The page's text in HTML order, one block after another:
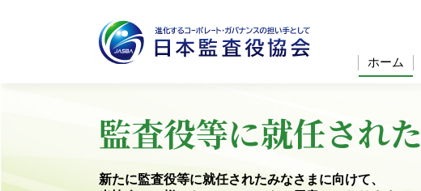
ホーム
監査役等に就任された
新たに監査役等に就任されたみなさまに向けて、